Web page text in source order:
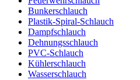
Bunkerschlauch
Plastik-Spiral-Schlauch
Dampfschlauch
Dehnungsschlauch
PVC-Schlauch
Kühlerschlauch
Wasserschlauch